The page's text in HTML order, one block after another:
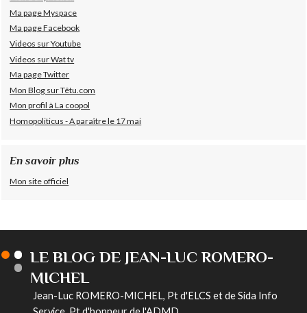
Ma page Myspace
Ma page Facebook
Videos sur Youtube
Videos sur Wat tv
Ma page Twitter
Mon Blog sur Têtu.com
Mon profil à La coopol
Homopoliticus - A paraître le 17 mai
En savoir plus
Mon site officiel
LE BLOG DE JEAN-LUC ROMERO-
MICHEL
Jean-Luc ROMERO-MICHEL, Pt d'ELCS et de Sida Info